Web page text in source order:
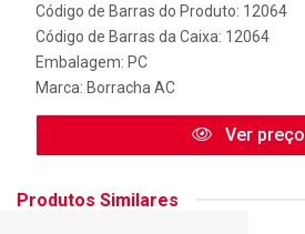
Código de Barras do Produto: 12064
Código de Barras da Caixa: 12064
Embalagem: PC
Marca: Borracha AC
Ver preço
Produtos Similares